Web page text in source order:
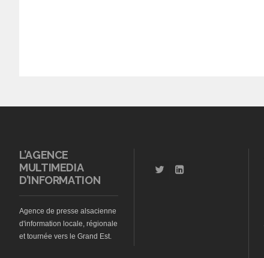
L’AGENCE
MULTIMEDIA
D’INFORMATION
Agence de presse alsacienne
d'information locale, régionale
et tournée vers le Grand Est.